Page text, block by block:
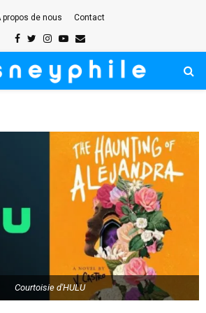
propos de nous Contact
Facebook
TwitterInstagram
Youtube
Email
Courtoisie d'HULU